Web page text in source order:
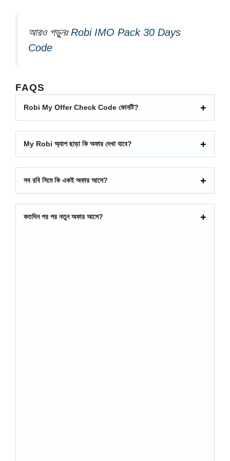
আরও পড়ুনঃRobi IMO Pack 30 Days
Code
FAQS
Robi My Offer Check Code কোনটি?
My Robi অ্যাপ ছাড়া কি অফার দেখা যাবে?
সব রবি সিমে কি একই অফার আসে?
কতদিন পর পর নতুন অফার আসে?